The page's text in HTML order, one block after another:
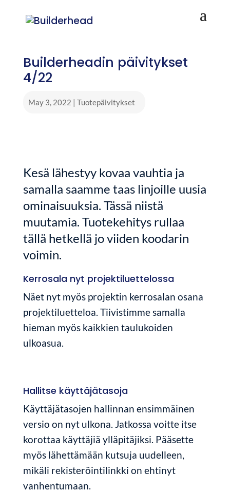
Builderheadin päivitykset
4/22
May 3, 2022 | Tuotepäivitykset
Kesä lähestyy kovaa vauhtia ja
samalla saamme taas linjoille uusia
ominaisuuksia. Tässä niistä
muutamia. Tuotekehitys rullaa
tällä hetkellä jo viiden koodarin
voimin.
Kerrosala nyt projektiluettelossa
Näet nyt myös projektin kerrosalan osana
projektiluetteloa. Tiivistimme samalla
hieman myös kaikkien taulukoiden
ulkoasua.
Hallitse käyttäjätasoja
Käyttäjätasojen hallinnan ensimmäinen
versio on nyt ulkona. Jatkossa voitte itse
korottaa käyttäjiä ylläpitäjiksi. Pääsette
myös lähettämään kutsuja uudelleen,
mikäli rekisteröintilinkki on ehtinyt
vanhentumaan.